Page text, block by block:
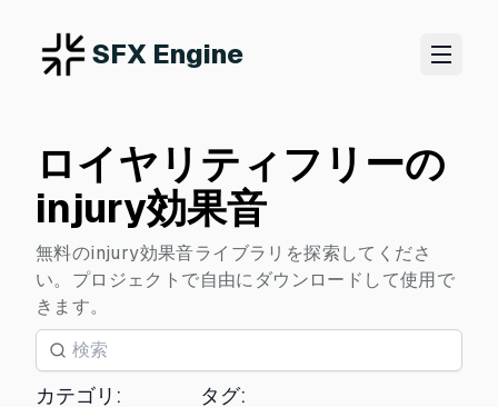
SFX Engine
ロイヤリティフリーの
injury効果音
無料のinjury効果音ライブラリを探索してくださ
い。プロジェクトで自由にダウンロードして使用で
きます。
カテゴリ : タグ: